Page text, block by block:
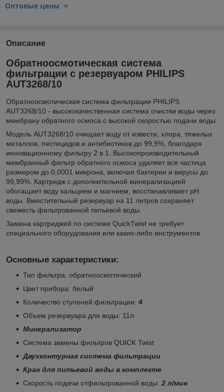
Оптовые цены
Описание
Обратноосмотическая система
фильтрации с резервуаром PHILIPS
AUT3268/10
Обратноосмотическая система фильтрации PHILIPS
AUT3268/10 - высококачественная система очистки воды через
мембрану обратного осмоса с высокой скоростью подачи воды.
Модель AUT3268/10 очищает воду от извести, хлора, тяжелых
металлов, пестицидов и антибиотиков до 99,9%, благодаря
инновационному фильтру 2 в 1. Высокопроизводительный
мембранный фильтр обратного осмоса удаляет все частица
размером до 0,0001 микрона, включая бактерии и вирусы до
99,99%. Картридж с дополнительной минерализацией
обогащает воду кальцием и магнием, восстанавливает pH
воды. Вместительный резервуар на 11 литров сохраняет
свежесть фильтрованной питьевой воды.
Замена картриджей по системе QuickTwist не требует
специального оборудования или каких-либо инструментов.
Основные характеристики:
Тип фильтра: обратноосмотический
Цвет прибора: белый
Количество ступеней фильтрации: 4
Объем резервуара для воды: 11л
Минерализатор
Система замены фильтров QUICK Twist
Двухконтурная система фильтрации
Кран для питьевой воды в комплекте
Скорость подачи отфильтрованной воды: 2 л/мин